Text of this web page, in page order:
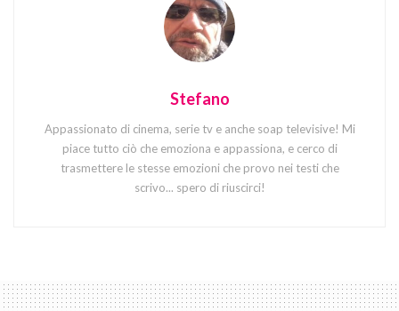
Stefano
Appassionato di cinema, serie tv e anche soap televisive! Mi
piace tutto ciò che emoziona e appassiona, e cerco di
trasmettere le stesse emozioni che provo nei testi che
scrivo... spero di riuscirci!